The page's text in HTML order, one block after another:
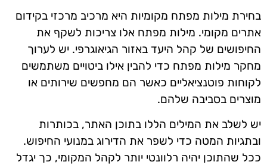
בחירת מילות מפתח מקומיות היא מרכיב מרכזי בקידום
אתרים מקומי. מילות מפתח אלו צריכות לשקף את
החיפושים של קהל היעד באזור הגיאוגרפי. יש לערוך
מחקר מילות מפתח כדי להבין אילו ביטויים משתמשים
לקוחות פוטנציאליים כאשר הם מחפשים שירותים או
מוצרים בסביבה שלהם.
יש לשלב את המילים הללו בתוכן האתר, בכותרות
ובתגיות המטה כדי לשפר את הדירוג במנועי החיפוש.
ככל שהתוכן יהיה רלוונטי יותר לקהל המקומי, כך יגדל